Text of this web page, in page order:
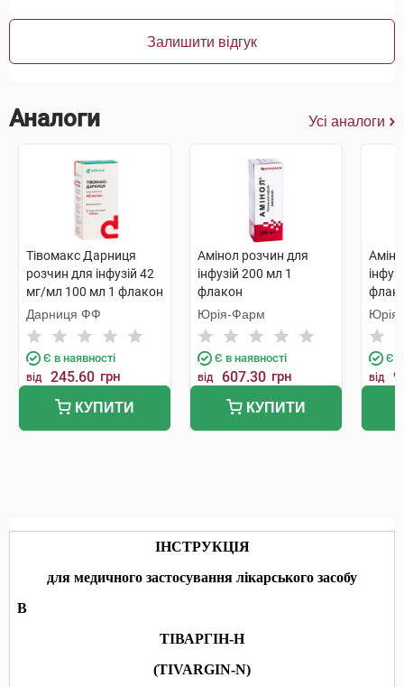
Залишити відгук
Аналоги Усі аналоги
Тівомакс Дарниця
розчин для інфузій 42
мг/мл 100 мл 1 флакон
Дарниця ФФ
Є в наявності
від 245.60 грн
КУПИТИ
Амінол розчин для
інфузій 200 мл 1
флакон
Юрія-Фарм
Є в наявності
від 607.30 грн
КУПИТИ
Є в
від